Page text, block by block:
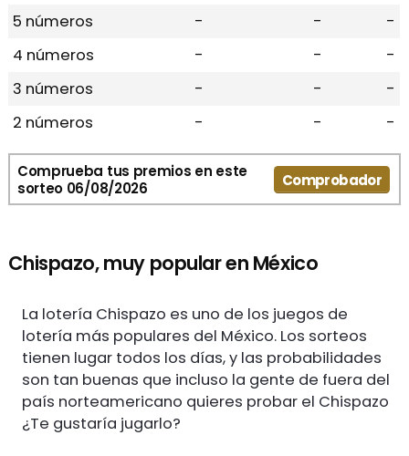
5 números - -
-
4 números
- -
-
3 números
- -
-
2 números
- - -
Comprueba tus premios en este
sorteo 06/08/2026
Comprobador
Chispazo, muy popular en México
La lotería Chispazo es uno de los juegos de
lotería más populares del México. Los sorteos
tienen lugar todos los días, y las probabilidades
son tan buenas que incluso la gente de fuera del
país norteamericano quieres probar el Chispazo
¿Te gustaría jugarlo?